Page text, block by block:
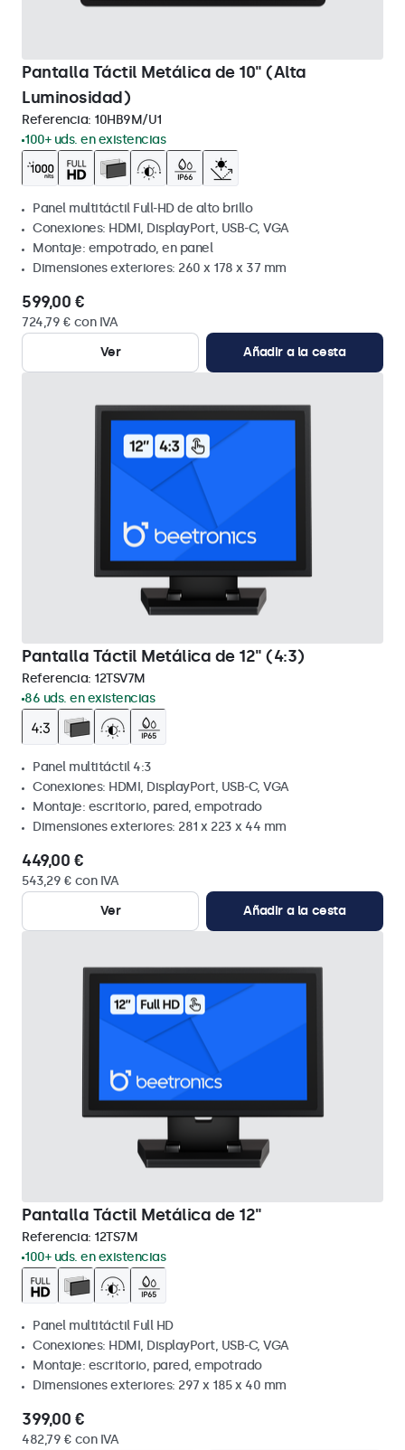
Pantalla Táctil Metálica de 10" (Alta
Luminosidad)
Referencia: 10HB9M/U1
100+ uds. en existencias
Panel multitáctil Full-HD de alto brillo
Conexiones: HDMI, DisplayPort, USB-C, VGA
Montaje: empotrado, en panel
Dimensiones exteriores: 260 x 178 x 37 mm
599,00 €
724,79 € con IVA
Ver
Añadir a la cesta
Pantalla Táctil Metálica de 12" (4:3)
Referencia: 12TSV7M
86 uds. en existencias
Panel multitáctil 4:3
Conexiones: HDMI, DisplayPort, USB-C, VGA
Montaje: escritorio, pared, empotrado
Dimensiones exteriores: 281 x 223 x 44 mm
449,00 €
543,29 € con IVA
Ver
Añadir a la cesta
Pantalla Táctil Metálica de 12"
Referencia: 12TS7M
100+ uds. en existencias
Panel multitáctil Full HD
Conexiones: HDMI, DisplayPort, USB-C, VGA
Montaje: escritorio, pared, empotrado
Dimensiones exteriores: 297 x 185 x 40 mm
399,00 €
482,79 € con IVA